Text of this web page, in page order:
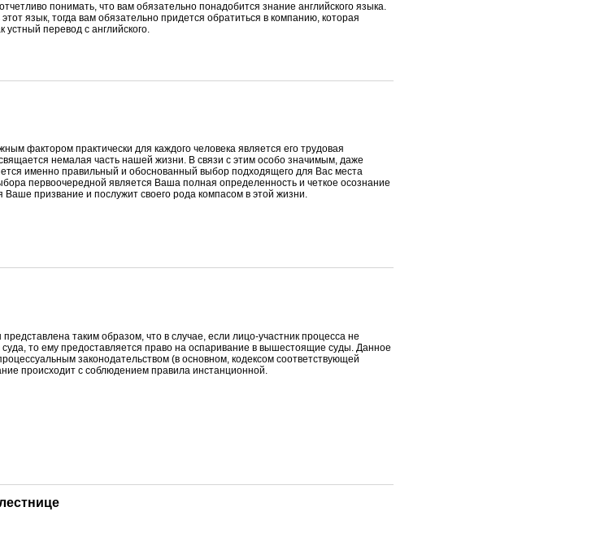
понимать, что вам обязательно понадобится знание английского языка.
язык, тогда вам обязательно придется обратиться в компанию, которая
устный перевод с английского.
фактором практически для каждого человека является его трудовая
немалая часть нашей жизни. В связи с этим особо значимым, даже
именно правильный и обоснованный выбор подходящего для Вас места
первоочередной является Ваша полная определенность и четкое осознание
Ваше призвание и послужит своего рода компасом в этой жизни.
таким образом, что в случае, если лицо-участник процесса не
то ему предоставляется право на оспаривание в вышестоящие суды. Данное
законодательством (в основном, кодексом соответствующей
происходит с соблюдением правила инстанционной.